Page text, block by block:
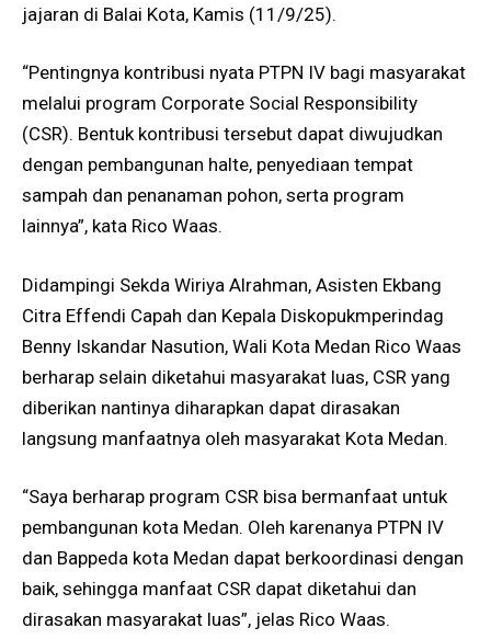
jajaran di Balai Kota, Kamis (11/9/25).
“Pentingnya kontribusi nyata PTPN IV bagi masyarakat
melalui program Corporate Social Responsibility
(CSR). Bentuk kontribusi tersebut dapat diwujudkan
dengan pembangunan halte, penyediaan tempat
sampah dan penanaman pohon, serta program
lainnya”, kata Rico Waas.
Didampingi Sekda Wiriya Alrahman, Asisten Ekbang
Citra Effendi Capah dan Kepala Diskopukmperindag
Benny Iskandar Nasution, Wali Kota Medan Rico Waas
berharap selain diketahui masyarakat luas, CSR yang
diberikan nantinya diharapkan dapat dirasakan
langsung manfaatnya oleh masyarakat Kota Medan.
“Saya berharap program CSR bisa bermanfaat untuk
pembangunan kota Medan. Oleh karenanya PTPN IV
dan Bappeda kota Medan dapat berkoordinasi dengan
baik, sehingga manfaat CSR dapat diketahui dan
dirasakan masyarakat luas”, jelas Rico Waas.